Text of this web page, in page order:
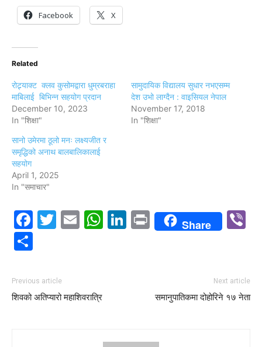
Facebook X
Related
रोट्र्याक्ट क्लव कुसोमद्वारा धुम्रबराहा
माबिलाई बिभिन्न सहयोग प्रदान
December 10, 2023
In "शिक्षा"
सामुदायिक विद्यालय सुधार नभएसम्म
देश उभो लाग्दैन : वाइसियल नेपाल
November 17, 2018
In "शिक्षा"
सानो उमेरमा ठूलो मनः लक्ष्यजीत र
समृद्धिको अनाथ बालबालिकालाई
सहयोग
April 1, 2025
In "समाचार"
Facebook
Twitter
EmailWhatsApp
LinkedIn
PrintShare
Previous article
शिवको अतिप्यारो महाशिवरात्रि
Next article
समानुपातिकमा दोहोरिने १७ नेता